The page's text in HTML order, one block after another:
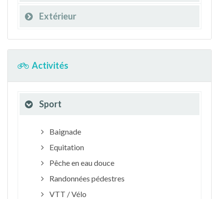
Extérieur
Activités
Sport
Baignade
Equitation
Pêche en eau douce
Randonnées pédestres
VTT / Vélo